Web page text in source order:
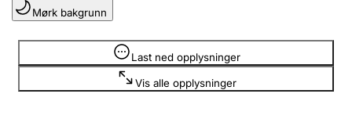
Lag og forening
Registrere, endre, slette
Mørk bakgrunn
Last ned opplysninger
Vis alle opplysninger
Opplysninger er skjult